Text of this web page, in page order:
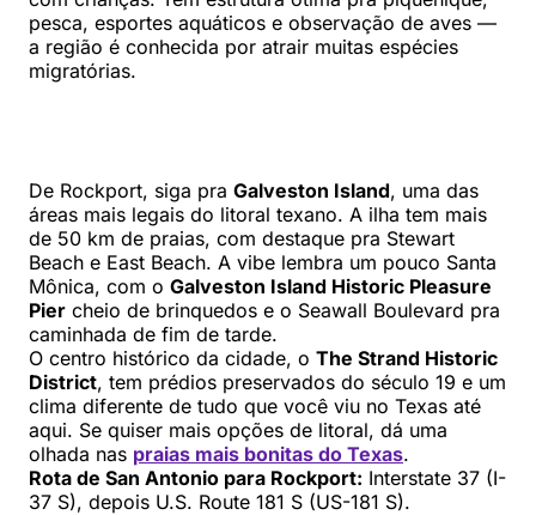
pesca, esportes aquáticos e observação de aves —
a região é conhecida por atrair muitas espécies
migratórias.
De Rockport, siga pra Galveston Island, uma das
áreas mais legais do litoral texano. A ilha tem mais
de 50 km de praias, com destaque pra Stewart
Beach e East Beach. A vibe lembra um pouco Santa
Mônica, com o Galveston Island Historic Pleasure
Pier cheio de brinquedos e o Seawall Boulevard pra
caminhada de fim de tarde.
O centro histórico da cidade, o The Strand Historic
District, tem prédios preservados do século 19 e um
clima diferente de tudo que você viu no Texas até
aqui. Se quiser mais opções de litoral, dá uma
olhada nas praias mais bonitas do Texas.
Rota de San Antonio para Rockport: Interstate 37 (I-
37 S), depois U.S. Route 181 S (US-181 S).